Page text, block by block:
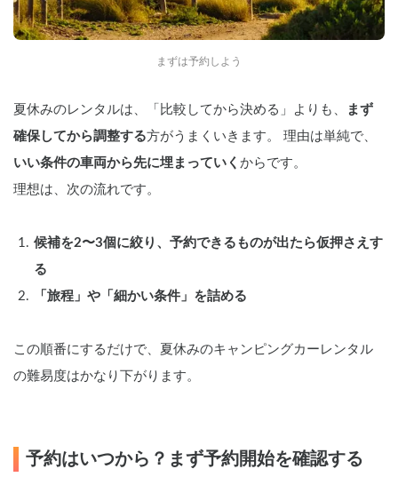
まずは予約しよう
夏休みのレンタルは、「比較してから決める」よりも、
まず
確保してから調整する方がうまくいきます。 理由は単純で、
いい条件の車両から先に埋まっていく からです。
理想は、次の流れです。
候補を2〜3個に絞り、予約できるものが出たら仮押さえす
る
「旅程」や「細かい条件」を詰める
この順番にするだけで、夏休みのキャンピングカーレンタル
の難易度はかなり下がります。
予約はいつから？まず予約開始を確認する